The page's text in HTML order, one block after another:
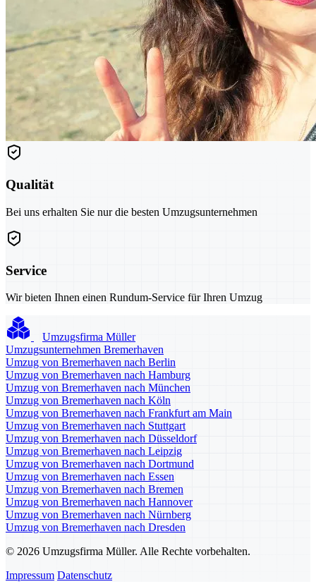
Qualität
Bei uns erhalten Sie nur die besten Umzugsunternehmen
Service
Wir bieten Ihnen einen Rundum-Service für Ihren Umzug
Umzugsfirma Müller
Umzugsunternehmen Bremerhaven
Umzug von Bremerhaven nach Berlin
Umzug von Bremerhaven nach Hamburg
Umzug von Bremerhaven nach München
Umzug von Bremerhaven nach Köln
Umzug von Bremerhaven nach Frankfurt am Main
Umzug von Bremerhaven nach Stuttgart
Umzug von Bremerhaven nach Düsseldorf
Umzug von Bremerhaven nach Leipzig
Umzug von Bremerhaven nach Dortmund
Umzug von Bremerhaven nach Essen
Umzug von Bremerhaven nach Bremen
Umzug von Bremerhaven nach Hannover
Umzug von Bremerhaven nach Nürnberg
Umzug von Bremerhaven nach Dresden
© 2026 Umzugsfirma Müller. Alle Rechte vorbehalten.
Impressum Datenschutz